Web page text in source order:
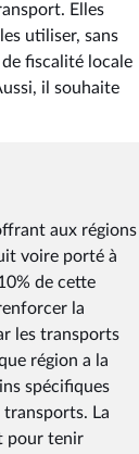
Elles
utiliser, sans
fiscalité locale
il souhaite
aux régions
voire porté à
de cette
la
les transports
région a la
spécifiques
La
pour tenir